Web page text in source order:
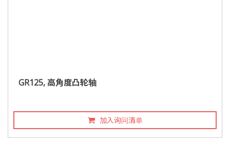
GR125, 高角度凸轮轴
加入询问清单